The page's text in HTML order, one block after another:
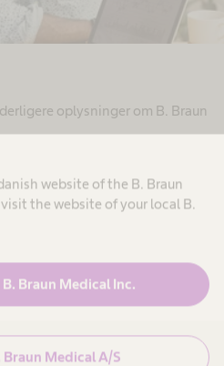
website of the B. Braun
the website of your local B.
Braun Medical Inc.
Braun Medical A/S
oplysninger om B. Braun